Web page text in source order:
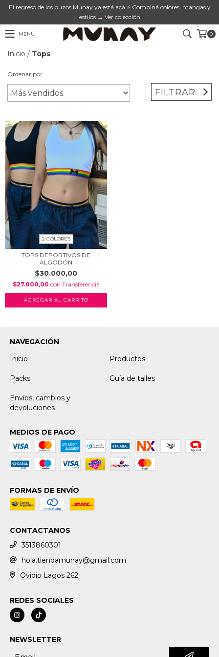
El regreso de los buzos Munay ya está acá ⚡ Combiná colores, mangas y
estilos → Ver colección
MENÚ 0
Inicio / Tops
Ordenar por
FILTRAR
2 COLORES
TOPS DEPORTIVOS DE
ALGODÓN
$30.000,00
$27.000,00 con Transferencia
AGREGAR AL CARRITO
NAVEGACIÓN
Inicio
Productos
Packs Guía de talles
Envíos, cambios y
devoluciones
MEDIOS DE PAGO
FORMAS DE ENVÍO
CONTACTANOS
3513860301
hola.tiendamunay@gmail.com
Ovidio Lagos 262
REDES SOCIALES
NEWSLETTER